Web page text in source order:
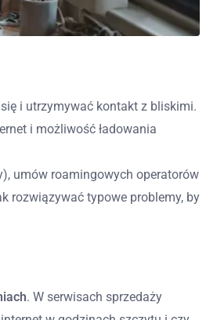
i utrzymywać kontakt z bliskimi.
i możliwość ładowania
umów roamingowych operatorów
rozwiązywać typowe problemy, by
. W serwisach sprzedaży